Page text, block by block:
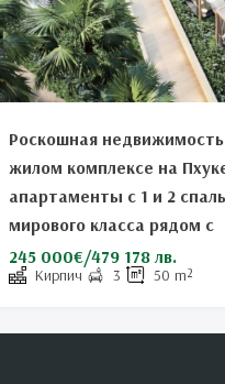
Роскошная
жилом комплексе на
апартаменты с 1 и 2
мирового класса рядом с
245 000€/479 178 лв.
Кирпич 3 50 m²